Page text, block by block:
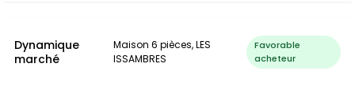
Dynamique
marché
Maison 6 pièces, LES
ISSAMBRES
Favorable
acheteur